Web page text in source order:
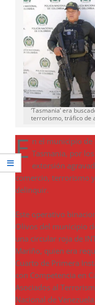
‘Tasmania’ era
terrorismo, tráfico de
E n el municipio de
Tasmania, por
extorsión
comercio, terrorismo
delinquir.
Este operativo
Olivos del municipio
una circular roja de
Mariño, quien era
Cuarto de Primera
con Competencia en
Asociados al
Nacional de Venezuela.